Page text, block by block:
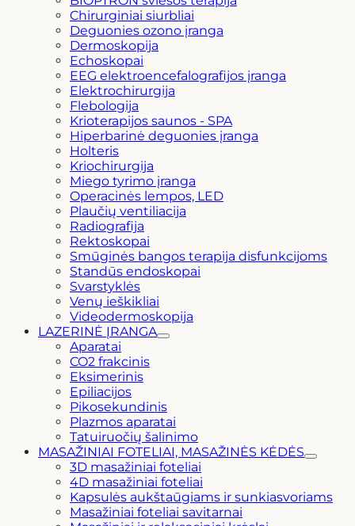
Chirurginiai siurbliai
Deguonies ozono įranga
Dermoskopija
Echoskopai
EEG elektroencefalografijos įranga
Elektrochirurgija
Flebologija
Krioterapijos saunos - SPA
Hiperbarinė deguonies įranga
Holteris
Kriochirurgija
Miego tyrimo įranga
Operacinės lempos, LED
Plaučių ventiliacija
Radiografija
Rektoskopai
Smūginės bangos terapija disfunkcijoms
Standūs endoskopai
Svarstyklės
Venų ieškikliai
Videodermoskopija
LAZERINĖ ĮRANGA
Aparatai
CO2 frakcinis
Eksimerinis
Epiliacijos
Pikosekundinis
Plazmos aparatai
Tatuiruočių šalinimo
MASAŽINIAI FOTELIAI, MASAŽINĖS KĖDĖS
3D masažiniai foteliai
4D masažiniai foteliai
Kapsulės aukštaūgiams ir sunkiasvoriams
Masažiniai foteliai savitarnai